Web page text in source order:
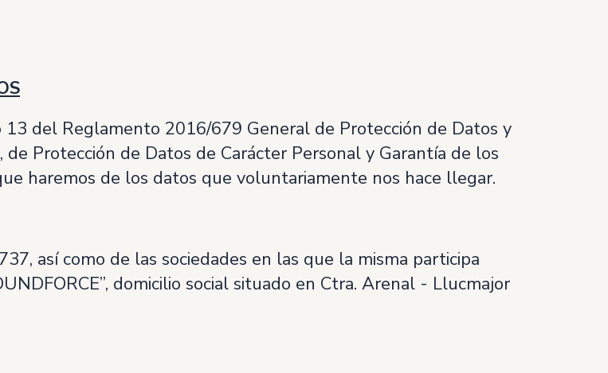
del Reglamento 2016/679 General de Protección de Datos y
Protección de Datos de Carácter Personal y Garantía de los
haremos de los datos que voluntariamente nos hace llegar.
así como de las sociedades en las que la misma participa
domicilio social situado en Ctra. Arenal - Llucmajor